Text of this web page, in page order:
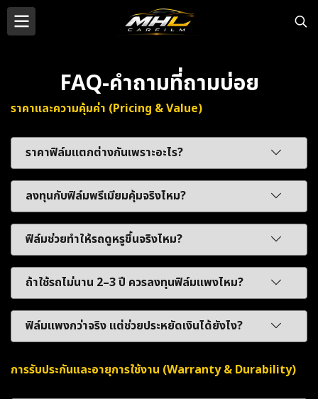
FAQ-คำถามที่ถามบ่อย
ราคาและความคุ้มค่า (Pricing & Value)
ราคาฟิล์มแตกต่างกันเพราะอะไร?
ลงทุนกับฟิล์มพรีเมียมคุ้มจริงไหม?
ฟิล์มช่วยทำให้รถดูหรูขึ้นจริงไหม?
ถ้าใช้รถไม่นาน 2–3 ปี ควรลงทุนฟิล์มแพงไหม?
ฟิล์มแพงกว่าจริง แต่ช่วยประหยัดเงินได้ยังไง?
การรับประกันและอายุการใช้งาน (Warranty & Durability)